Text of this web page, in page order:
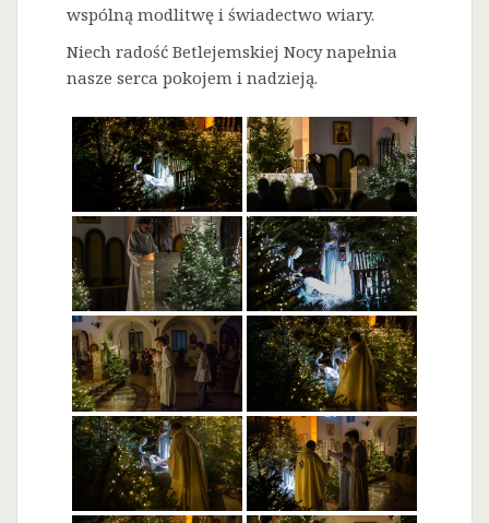
wspólną modlitwę i świadectwo wiary.
Niech radość Betlejemskiej Nocy napełnia
nasze serca pokojem i nadzieją.